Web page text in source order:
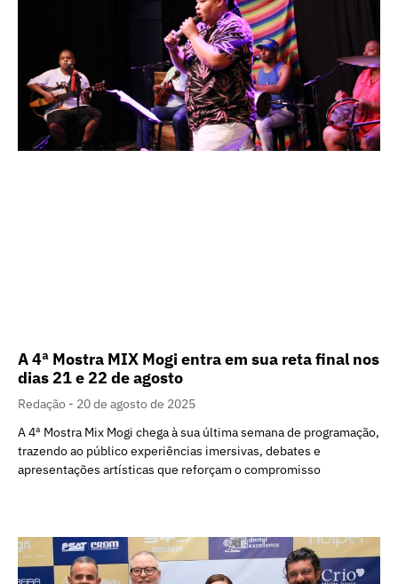
A 4ª Mostra MIX Mogi entra em sua reta final nos
dias 21 e 22 de agosto
Redação
20 de agosto de 2025
A 4ª Mostra Mix Mogi chega à sua última semana de programação,
trazendo ao público experiências imersivas, debates e
apresentações artísticas que reforçam o compromisso